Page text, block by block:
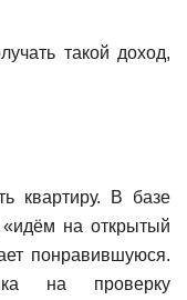
такой доход,
квартиру. В базе
«идём на открытый
понравившуюся.
на проверку